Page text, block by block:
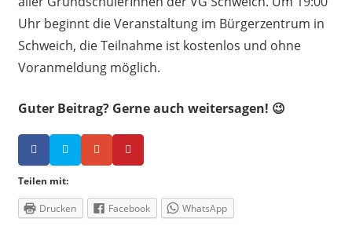
Uhr beginnt die Veranstaltung im Bürgerzentrum in
Schweich, die Teilnahme ist kostenlos und ohne
Voranmeldung möglich.
Guter Beitrag? Gerne auch weitersagen! 😉
Teilen mit:
Drucken Facebook WhatsApp